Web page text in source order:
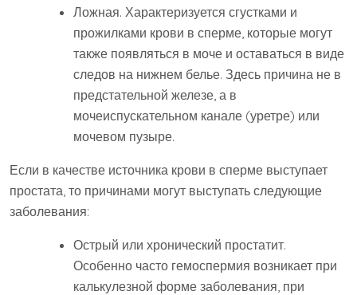
Ложная. Характеризуется сгустками и
прожилками крови в сперме, которые могут
также появляться в моче и оставаться в виде
следов на нижнем белье. Здесь причина не в
предстательной железе, а в
мочеиспускательном канале (уретре) или
мочевом пузыре.
Если в качестве источника крови в сперме выступает
простата, то причинами могут выступать следующие
заболевания:
Острый или хронический простатит.
Особенно часто гемоспермия возникает при
калькулезной форме заболевания, при